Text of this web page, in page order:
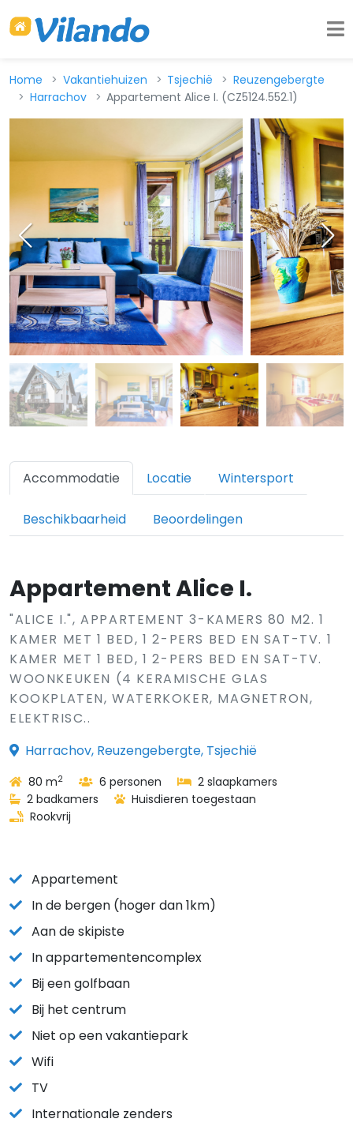
Home Vakantiehuizen Tsjechië
Reuzengebergte
Harrachov
Appartement Alice I. (CZ5124.552.1)
Accommodatie Locatie Wintersport
Beschikbaarheid Beoordelingen
Appartement Alice I.
"ALICE I.", APPARTEMENT 3-KAMERS 80 M2. 1
KAMER MET 1 BED, 1 2-PERS BED EN SAT-TV. 1
KAMER MET 1 BED, 1 2-PERS BED EN SAT-TV.
WOONKEUKEN (4 KERAMISCHE GLAS
KOOKPLATEN, WATERKOKER, MAGNETRON,
ELEKTRISC..
Harrachov, Reuzengebergte, Tsjechië
80 m2 6 personen
2 slaapkamers
2 badkamers
Huisdieren toegestaan
Rookvrij
Appartement
In de bergen (hoger dan 1km)
Aan de skipiste
In appartementencomplex
Bij een golfbaan
Bij het centrum
Niet op een vakantiepark
Wifi
TV
Internationale zenders